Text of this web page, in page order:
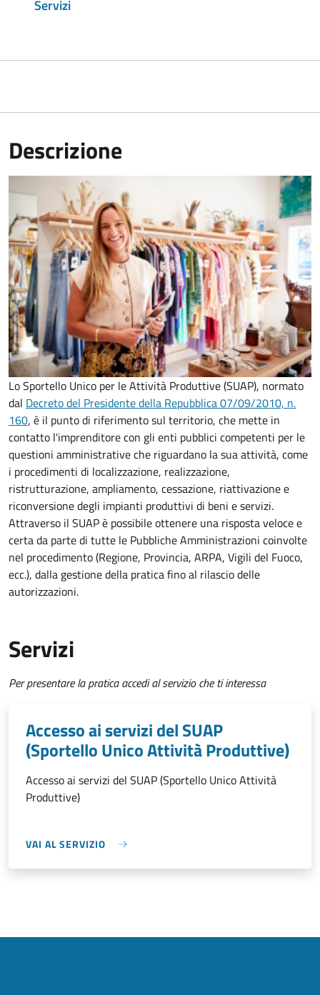
Servizi
Descrizione
Lo Sportello Unico per le Attività Produttive (SUAP), normato
dal Decreto del Presidente della Repubblica 07/09/2010, n.
160, è il punto di riferimento sul territorio, che mette in
contatto l'imprenditore con gli enti pubblici competenti per le
questioni amministrative che riguardano la sua attività, come
i procedimenti di localizzazione, realizzazione,
ristrutturazione, ampliamento, cessazione, riattivazione e
riconversione degli impianti produttivi di beni e servizi.
Attraverso il SUAP è possibile ottenere una risposta veloce e
certa da parte di tutte le Pubbliche Amministrazioni coinvolte
nel procedimento (Regione, Provincia, ARPA, Vigili del Fuoco,
ecc.), dalla gestione della pratica fino al rilascio delle
autorizzazioni.
Servizi
Per presentare la pratica accedi al servizio che ti interessa
Accesso ai servizi del SUAP
(Sportello Unico Attività Produttive)
Accesso ai servizi del SUAP (Sportello Unico Attività
Produttive)
VAI AL SERVIZIO